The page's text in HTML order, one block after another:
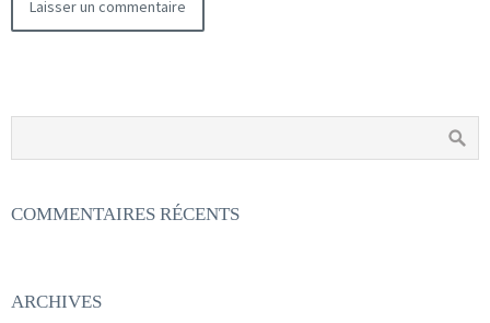
COMMENTAIRES RÉCENTS
ARCHIVES